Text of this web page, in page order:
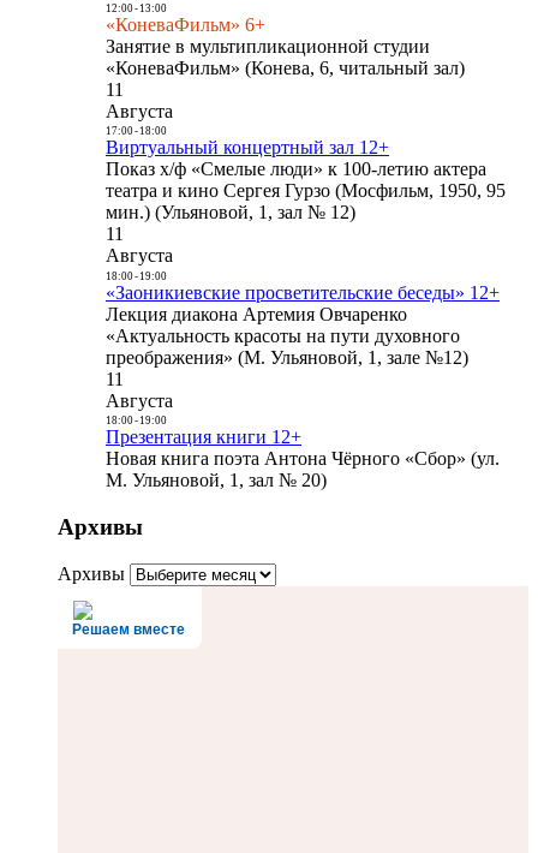
12:00- 13:00
«КоневаФильм» 6+
Занятие в мультипликационной студии
«КоневаФильм» (Конева, 6, читальный зал)
11
Августа
17:00- 18:00
Виртуальный концертный зал 12+
Показ х/ф «Смелые люди» к 100-летию актера
театра и кино Сергея Гурзо (Мосфильм, 1950, 95
мин.) (Ульяновой, 1, зал № 12)
11
Августа
18:00- 19:00
«Заоникиевские просветительские беседы» 12+
Лекция диакона Артемия Овчаренко
«Актуальность красоты на пути духовного
преображения» (М. Ульяновой, 1, зале №12)
11
Августа
18:00- 19:00
Презентация книги 12+
Новая книга поэта Антона Чёрного «Сбор» (ул.
М. Ульяновой, 1, зал № 20)
Архивы
Архивы
Решаем вместе